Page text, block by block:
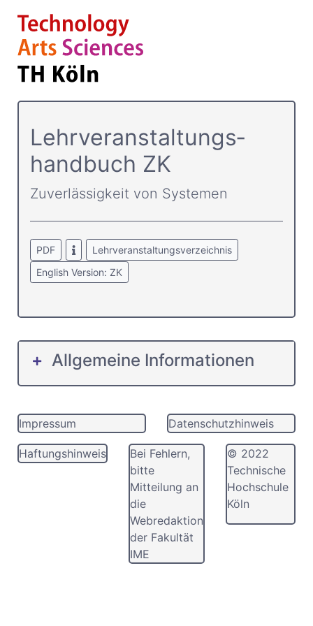
Lehrver­anstaltungs­
handbuch ZK
Zuverlässigkeit von Systemen
PDF
Lehrveranstaltungsverzeichnis
English Version: ZK
Allgemeine Informationen
Impressum Datenschutzhinweis
Haftungshinweis
Bei Fehlern,
bitte
Mitteilung an
die
Webredaktion
der Fakultät
IME
© 2022
Technische
Hochschule
Köln